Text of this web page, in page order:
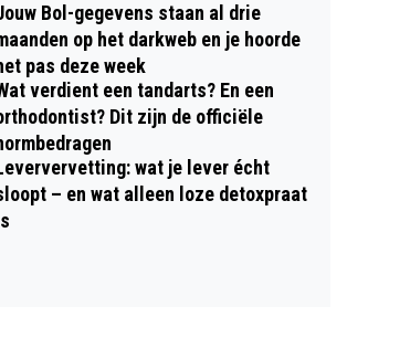
Bol-gegevens staan al drie
op het darkweb en je hoorde
pas deze week
verdient een tandarts? En een
Dit zijn de officiële
wat je lever écht
– en wat alleen loze detoxpraat